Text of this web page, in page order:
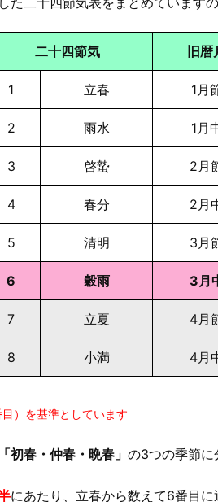
二十四節気 旧暦
1 立春 1月
2 雨水 1月
3 啓蟄 2月
4 春分 2月
5 清明 3月
6 穀雨 3月
7 立夏 4月
8 小満 4月
）を基準としています
「初春・仲春・晩春」 の3つの季節に
にあたり、立春から数えて6番目に